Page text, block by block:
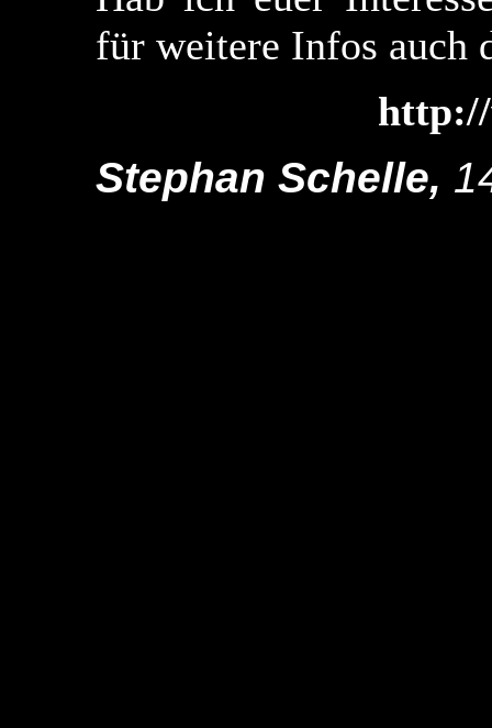
für weitere Infos auch
Stephan Schelle,